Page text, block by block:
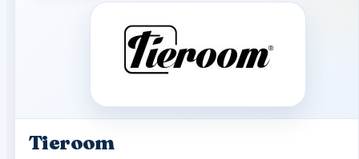
Tieroom